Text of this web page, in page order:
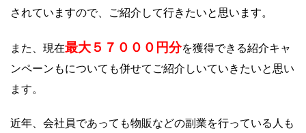
されていますので、ご紹介して行きたいと思います。
また、現在最大５７０００円分を獲得できる紹介キャ
ンペーンもについても併せてご紹介しいていきたいと思い
ます。
近年、会社員であっても物販などの副業を行っている人も